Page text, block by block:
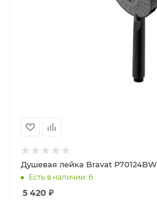
Душевая лейка Bravat P70124BW
Есть в наличии: 6
5 420 ₽